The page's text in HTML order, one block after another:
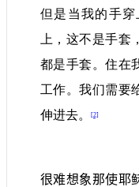
但是当我的手
上，这不是手
都是手套。住在
工作。我们需要
伸进去。
[2]
很难想象那使耶